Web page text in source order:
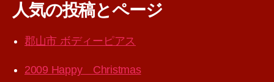
人気の投稿とページ
郡山市 ボディーピアス
2009 Happy Christmas